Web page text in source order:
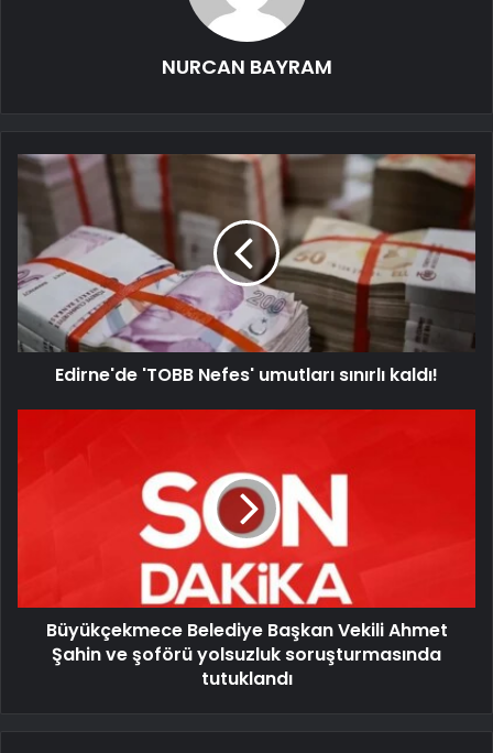
NURCAN BAYRAM
Edirne'de 'TOBB Nefes' umutları sınırlı kaldı!
Büyükçekmece Belediye Başkan Vekili Ahmet
Şahin ve şoförü yolsuzluk soruşturmasında
tutuklandı